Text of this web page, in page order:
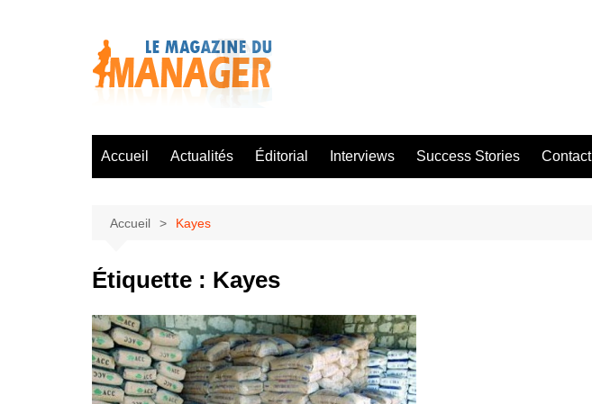
Accueil Actualités Éditorial Interviews Success Stories Contact
Accueil Kayes
Étiquette : Kayes